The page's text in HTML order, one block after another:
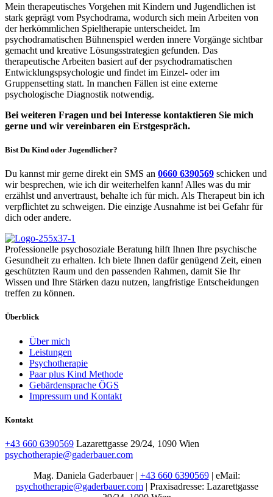
Mein therapeutisches Vorgehen mit Kindern und Jugendlichen ist
stark geprägt vom Psychodrama, wodurch sich mein Arbeiten von
der herkömmlichen Spieltherapie unterscheidet. Im
psychodramatischen Bühnenspiel werden innere Vorgänge sichtbar
gemacht und kreative Lösungsstrategien gefunden. Das
therapeutische Arbeiten basiert auf der psychodramatischen
Entwicklungspsychologie und findet im Einzel- oder im
Gruppensetting statt. In manchen Fällen ist eine externe
psychologische Diagnostik notwendig.
Bei weiteren Fragen und bei Interesse kontaktieren Sie mich
gerne und wir vereinbaren ein Erstgespräch.
Bist Du Kind oder Jugendlicher?
Du kannst mir gerne direkt ein SMS an 0660 6390569 schicken und
wir besprechen, wie ich dir weiterhelfen kann! Alles was du mir
erzählst und anvertraust, behalte ich für mich. Als Therapeut bin ich
verpflichtet zu schweigen. Die einzige Ausnahme ist bei Gefahr für
dich oder andere.
Professionelle psychosoziale Beratung hilft Ihnen Ihre psychische
Gesundheit zu erhalten. Ich biete Ihnen dafür genügend Zeit, einen
geschützten Raum und den passenden Rahmen, damit Sie Ihr
Wissen und Ihre Stärken dazu nutzen, langfristige Entscheidungen
treffen zu können.
Überblick
Über mich
Leistungen
Psychotherapie
Paar plus Kind Methode
Gebärdensprache ÖGS
Impressum und Kontakt
Kontakt
+43 660 6390569 Lazarettgasse 29/24, 1090 Wien
psychotherapie@gaderbauer.com
Mag. Daniela Gaderbauer | +43 660 6390569| eMail:
psychotherapie@gaderbauer.com| ​ Praxisadresse: Lazarettgasse